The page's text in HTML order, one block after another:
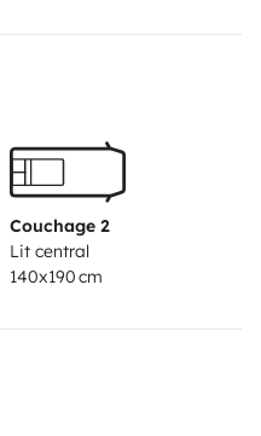
Couchage 2
Lit central
140x190 cm